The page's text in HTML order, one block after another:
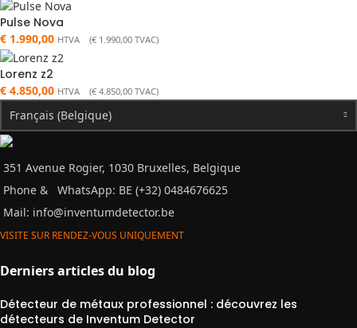
Pulse Nova
€ 1.990,00 HTVA (€ 1.990,00 TVAC)
Lorenz z2
€ 4.850,00 HTVA (€ 4.850,00 TVAC)
Français (Belgique)
351 Avenue Rogier, 1030 Bruxelles, Belgique
Phone &
WhatsApp: BE (+32) 0484676625
Mail: info@inventumdetector.be
VISITE SUR RENDEZ-VOUS UNIQUEMENT
Derniers articles du blog
Détecteur de métaux professionnel : découvrez les
détecteurs de Inventum Detector